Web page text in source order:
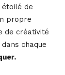
étoilé de
propre
de créativité
chaque